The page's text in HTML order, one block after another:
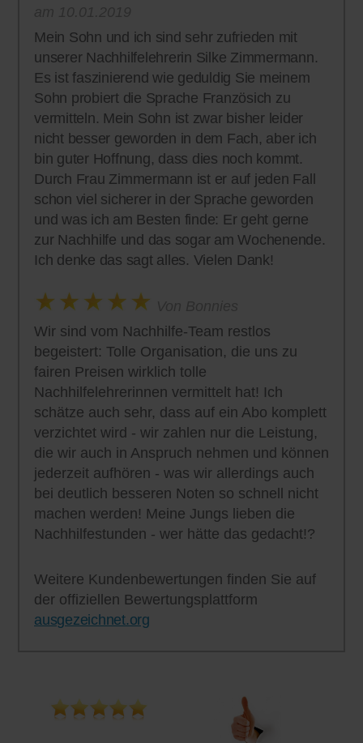
Mein Sohn und ich sind sehr zufrieden mit
unserer Nachhilfelehrerin Silke Zimmermann.
Es ist faszinierend wie geduldig Sie meinem
Sohn probiert die Sprache Französich zu
vermitteln. Mein Sohn ist zwar bisher leider
nicht besser geworden in dem Fach, aber ich
bin guter Hoffnung, dass dies noch kommt.
Durch Frau Zimmermann ist er auf jeden Fall
schon viel sicherer in der Sprache geworden
und was ich am Besten finde: Er geht gerne
zur Nachhilfe und das sogar am Wochenende.
Ich denke das sagt alles. Vielen Dank!
Wir sind vom Nachhilfe-Team restlos
begeistert: Tolle Organisation, die uns zu
fairen Preisen wirklich tolle
Nachhilfelehrerinnen vermittelt hat! Ich
schätze auch sehr, dass auf ein Abo komplett
verzichtet wird - wir zahlen nur die Leistung,
die wir auch in Anspruch nehmen und können
jederzeit aufhören - was wir allerdings auch
bei deutlich besseren Noten so schnell nicht
machen werden! Meine Jungs lieben die
Nachhilfestunden - wer hätte das gedacht!?
Weitere Kundenbewertungen finden Sie auf
der offiziellen Bewertungsplattform
ausgezeichnet.org